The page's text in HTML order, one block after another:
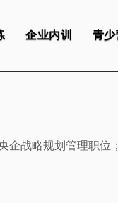
企业内训 青
企战略规划管理职位